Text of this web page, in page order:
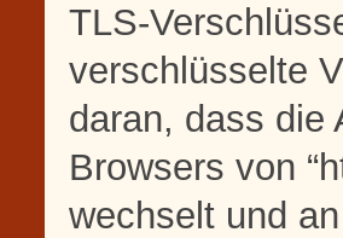
TLS-
verschlüsselte
daran, dass die
Browsers von
wechselt und